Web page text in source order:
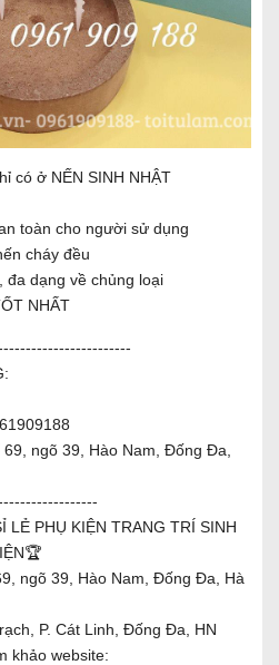
có ở NẾN SINH NHẬT
toàn cho người sử dụng
cháy đều
dạng về chủng loại
NHẤT
ngõ 39, Hào Nam, Đống Đa,
LẺ PHỤ KIỆN TRANG TRÍ SINH
🏆
ngõ 39, Hào Nam, Đống Đa, Hà
P. Cát Linh, Đống Đa, HN
khảo website: